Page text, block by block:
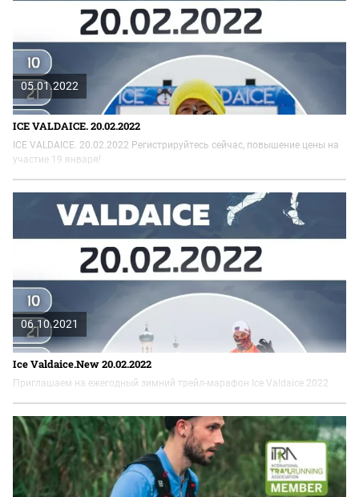
05.01.2022
ICE VALDAICE. 20.02.2022
ICE VALDAICE. 20.02.2022 Регистрируйтесь сейчас, повышение цены на
участие 19 января!
06.10.2021
Ice Valdaice.New 20.02.2022
Приглашаем на ежегодный зимний трейл-марафон Ice Valdaice 2022